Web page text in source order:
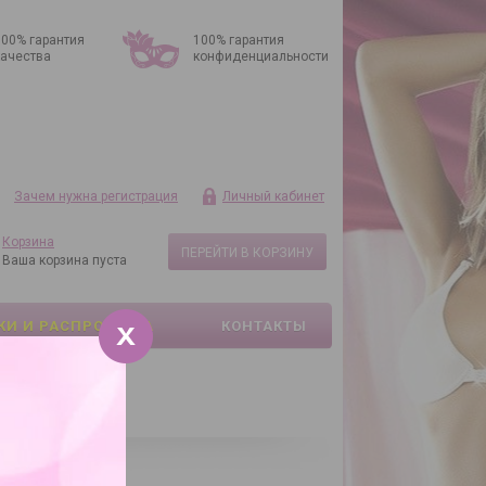
гарантия
100% гарантия
конфиденциальности
Зачем нужна регистрация Личный кабинет
Корзина
Ваша корзина пуста
ПЕРЕЙТИ В КОРЗИНУ
И РАСПРОДАЖА КОНТАКТЫ